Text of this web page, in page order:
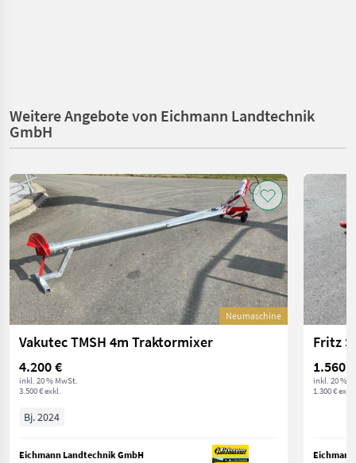
Weitere Angebote von Eichmann Landtechnik
GmbH
Neumaschine
Vakutec TMSH 4m Traktormixer
4.200 €
inkl. 20 % MwSt.
3.500 € exkl.
Bj. 2024
Eichmann Landtechnik GmbH
1.560 €
inkl. 20 %
1.300 € exkl.